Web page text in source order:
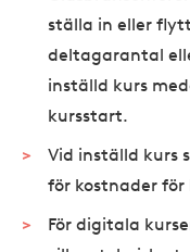
ställa in eller
deltagarantal
inställd kurs
kursstart.
Vid inställd kurs
för kostnader för
För digitala